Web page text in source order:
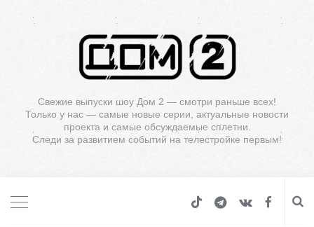
Свежие выпуски шоу Дом 2 — смотри раньше всех!
Только у нас — самые новые серии, актуальные новости
проекта и самые обсуждаемые сплетни.
Следи за развитием событий на телестройке первым!